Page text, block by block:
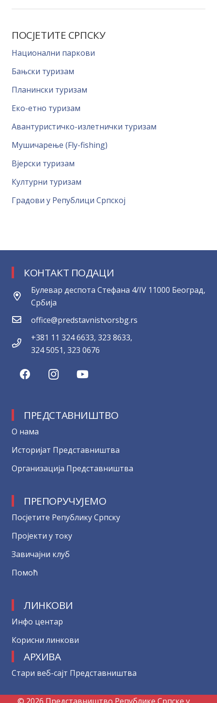
ПОСЈЕТИТЕ СРПСКУ
Национални паркови
Бањски туризам
Планински туризам
Еко-етно туризам
Авантуристичко-излетнички туризам
Мушичарење (Fly-fishing)
Вјерски туризам
Културни туризам
Градови у Републици Српској
КОНТАКТ ПОДАЦИ
Булевар деспота Стефана 4/IV 11000 Београд,
Србија
office@predstavnistvorsbg.rs
+381 11 324 6633, 323 8633,
324 5051, 323 0676
ПРЕДСТАВНИШТВО
О нама
Историјат Представништва
Организација Представништва
ПРЕПОРУЧУЈЕМО
Посјетите Републику Српску
Пројекти у току
Завичајни клуб
Помоћ
ЛИНКОВИ
Инфо центар
Корисни линкови
АРХИВА
Стари веб-сајт Представништва